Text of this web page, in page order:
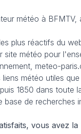
météo à
plus réactifs du
météo pour
meteo-
météo utiles
1850 dans toute
de
vous avez la